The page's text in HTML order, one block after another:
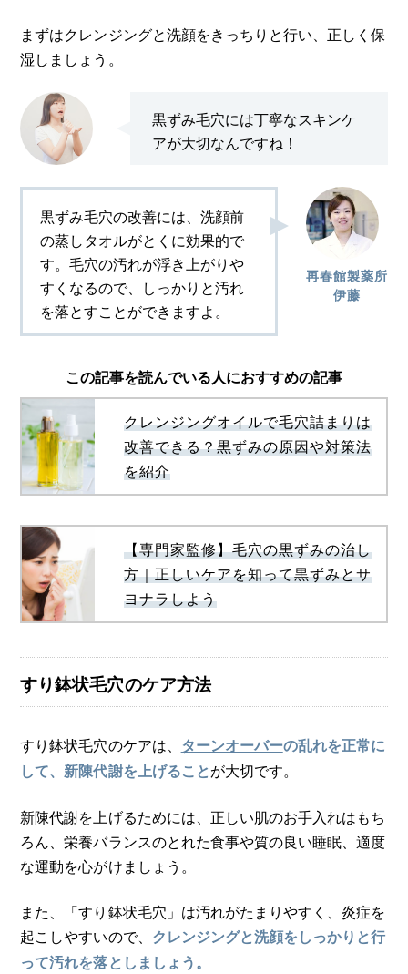
まずはクレンジングと洗顔をきっちりと行い、正しく保
湿しましょう。
黒ずみ毛穴には丁寧なスキンケ
アが大切なんですね！
再春館製薬所
伊藤
黒ずみ毛穴の改善には、洗顔前
の蒸しタオルがとくに効果的で
す。毛穴の汚れが浮き上がりや
すくなるので、しっかりと汚れ
を落とすことができますよ。
この記事を読んでいる人におすすめの記事
クレンジングオイルで毛穴詰まりは
改善できる？黒ずみの原因や対策法
を紹介
【専門家監修】毛穴の黒ずみの治し
方｜正しいケアを知って黒ずみとサ
ヨナラしよう
すり鉢状毛穴のケア方法
すり鉢状毛穴のケアは、 ターンオーバーの乱れを正常に
して、新陳代謝を上げることが大切です。
新陳代謝を上げるためには、正しい肌のお手入れはもち
ろん、栄養バランスのとれた食事や質の良い睡眠、適度
な運動を心がけましょう。
また、「すり鉢状毛穴」は汚れがたまりやすく、炎症を
起こしやすいので、 クレンジングと洗顔をしっかりと行
って汚れを落としましょう。